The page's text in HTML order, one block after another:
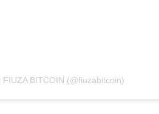
FIUZA BITCOIN (@fiuzabitcoin)